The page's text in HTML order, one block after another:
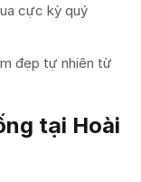
cực kỳ quý
đẹp tự nhiên từ
tại Hoài